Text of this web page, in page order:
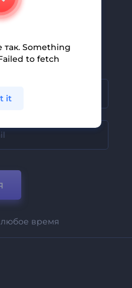
к
новостях и
первыми
любое время
так. Something
to fetch
it